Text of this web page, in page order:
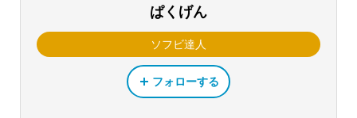
ぱくげん
ソフビ達人
フォローする